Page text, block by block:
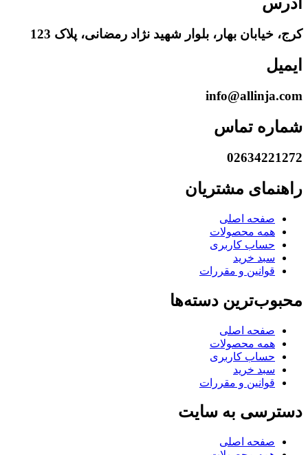
آدرس
کرج، خیابان بهار، بلوار شهید نژاد رمضانی، پلاک 123
ایمیل
info@allinja.com
شماره تماس
02634221272
راهنمای مشتریان
صفحه اصلی
همه محصولات
حساب کاربری
سبد خرید
قوانین و مقررات
محبوب‌ترین دسته‌ها
صفحه اصلی
همه محصولات
حساب کاربری
سبد خرید
قوانین و مقررات
دسترسی به سایت
صفحه اصلی